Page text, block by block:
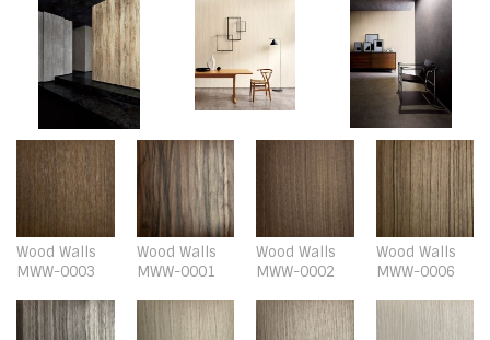
Wood Walls
MWW-0003
Wood Walls
MWW-0001
Wood Walls
MWW-0002
Wood Walls
MWW-0006